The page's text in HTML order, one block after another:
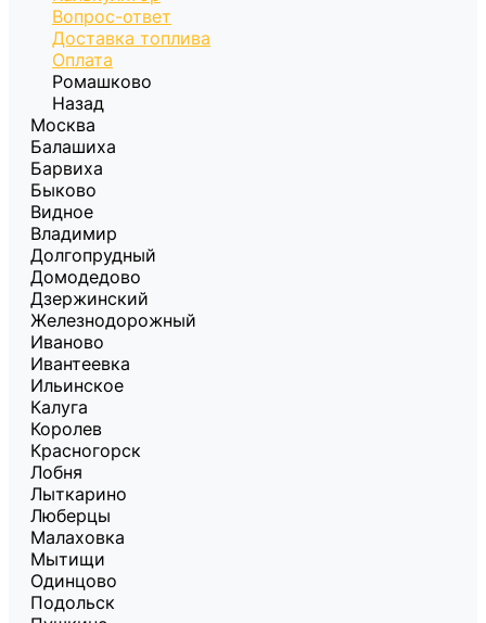
Вопрос-ответ
Доставка топлива
Оплата
Ромашково
Назад
Москва
Балашиха
Барвиха
Быково
Видное
Владимир
Долгопрудный
Домодедово
Дзержинский
Железнодорожный
Иваново
Ивантеевка
Ильинское
Калуга
Королев
Красногорск
Лобня
Лыткарино
Люберцы
Малаховка
Мытищи
Одинцово
Подольск